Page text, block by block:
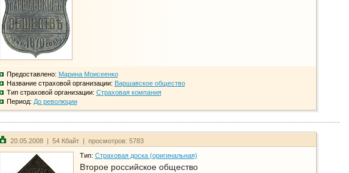
Предоставлено: Марина Моисеенко
Название страховой организации: Варшавское общество
Тип страховой организации: Страховая компания
Период: До революции
20.05.2008 | 54 Кбайт | просмотров: 5783
Тип: Страховая доска (оригинальная)
Второе российское общество